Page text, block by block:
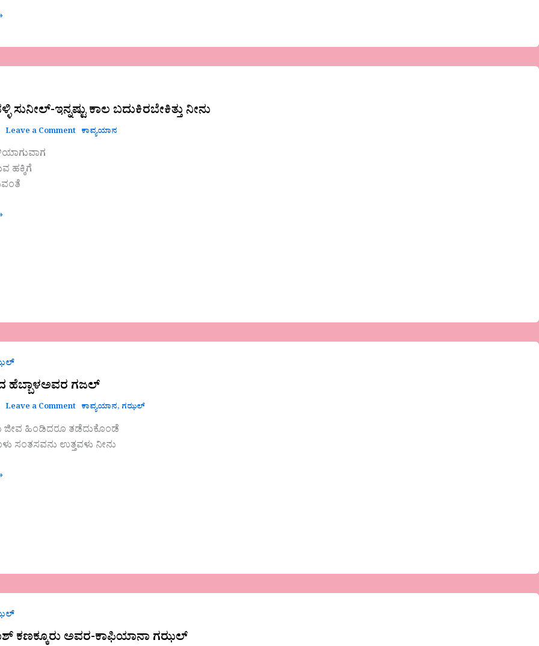
ಸುನೀಲ್-ಇನ್ನಷ್ಟು ಕಾಲ ಬದುಕಿರಬೇಕಿತ್ತು ನೀನು
Leave a Comment ಕಾವ್ಯಯಾನ
ಹಕ್ಕಿಗೆ
ಹೆಬ್ಬಾಳಅವರ ಗಜಲ್
Leave a Comment ಕಾವ್ಯಯಾನ, ಗಝಲ್
ಜೀವ ಹಿಂಡಿದರೂ ತಡೆದುಕೊಂಡೆ
ಸಂತಸವನು ಉತ್ತವಳು ನೀನು
ಕಣಕ್ಕೂರು ಅವರ-ಕಾಫಿಯಾನಾ ಗಝಲ್